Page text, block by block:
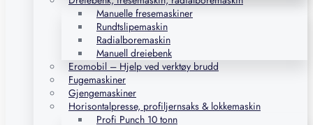
Manuelle fresemaskiner
Rundtslipemaskin
Radialboremaskin
Manuell dreiebenk
Eromobil – Hjelp ved verktøy brudd
Fugemaskiner
Gjengemaskiner
Horisontalpresse, profiljernsaks & lokkemaskin
Profi Punch 10 tonn